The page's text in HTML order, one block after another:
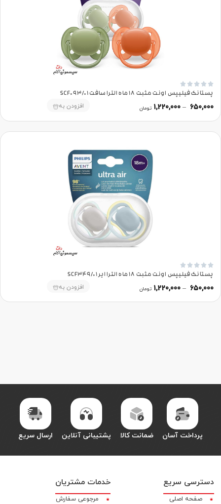





پستانک فیلیپس اونت مثبت 18 ماه الترا سافت SCF093/01
650,000
–
1,220,000 تومان افزودن به





پستانک فیلیپس اونت مثبت 18 ماه الترا ایر SCF349/01
650,000
–
1,220,000 تومان افزودن به
پرداخت آسان ضمانت کالا پشتیبانی آنلاین ارسال سریع
دسترسی سریع
صفحه اصلی
خدمات مشتریان
مرجوعی سفارش